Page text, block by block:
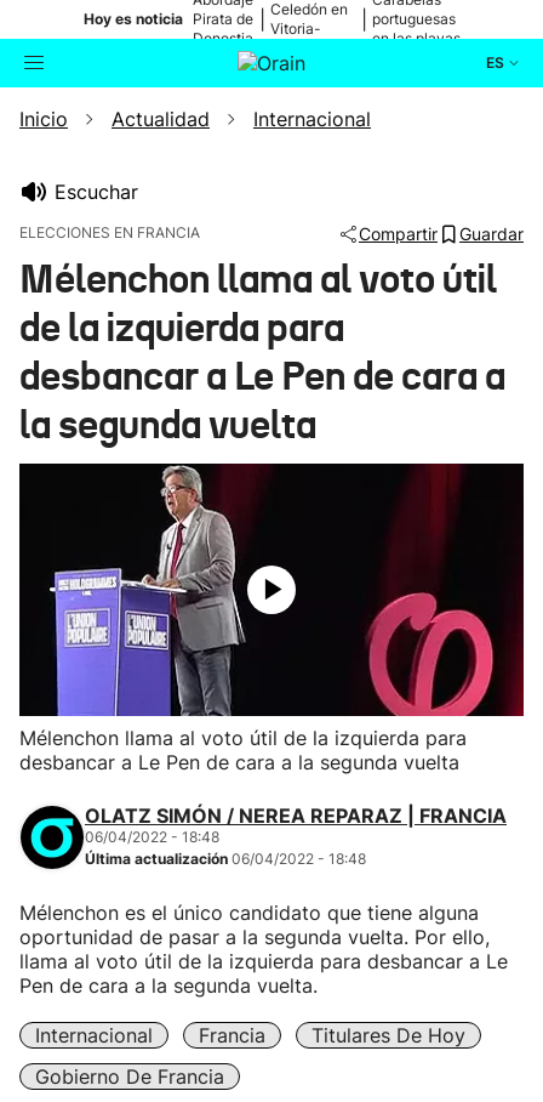
Hoy es noticia Pirata de
Donostia
Celedón en
Vitoria-
portuguesas
en las playas
ES
Buscador Actualidad
Ikusmiran
Eguraldia
Inicio Actualidad Internacional
Escuchar
ELECCIONES EN FRANCIA Compartir Guardar
Mélenchon llama al voto útil
de la izquierda para
desbancar a Le Pen de cara a
la segunda vuelta
Mélenchon llama al voto útil de la izquierda para
desbancar a Le Pen de cara a la segunda vuelta
OLATZ SIMÓN / NEREA REPARAZ | FRANCIA
06/04/2022 - 18:48
Última actualización 06/04/2022 - 18:48
Mélenchon es el único candidato que tiene alguna
oportunidad de pasar a la segunda vuelta. Por ello,
llama al voto útil de la izquierda para desbancar a Le
Pen de cara a la segunda vuelta.
Internacional Francia
Titulares De Hoy
Gobierno De Francia